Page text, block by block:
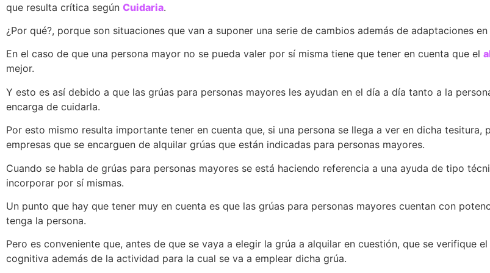
que resulta crítica según Cuidaria.
¿Por qué?, porque son situaciones que van a suponer una serie de cambios además de adaptaciones
En el caso de que una persona mayor no se pueda valer por sí misma tiene que tener en cuenta que el
mejor.
Y esto es así debido a que las grúas para personas mayores les ayudan en el día a día tanto a la
encarga de cuidarla.
Por esto mismo resulta importante tener en cuenta que, si una persona se llega a ver en dicha
empresas que se encarguen de alquilar grúas que están indicadas para personas mayores.
Cuando se habla de grúas para personas mayores se está haciendo referencia a una ayuda de tipo
incorporar por sí mismas.
Un punto que hay que tener muy en cuenta es que las grúas para personas mayores cuentan con
tenga la persona.
Pero es conveniente que, antes de que se vaya a elegir la grúa a alquilar en cuestión, que se verifique
cognitiva además de la actividad para la cual se va a emplear dicha grúa.